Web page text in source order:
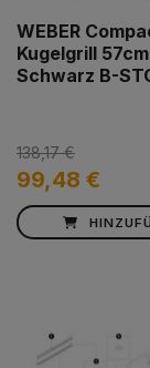
WEBER
Kugelgrill 57cm
Schwarz B-
99,48 €
138,17 €